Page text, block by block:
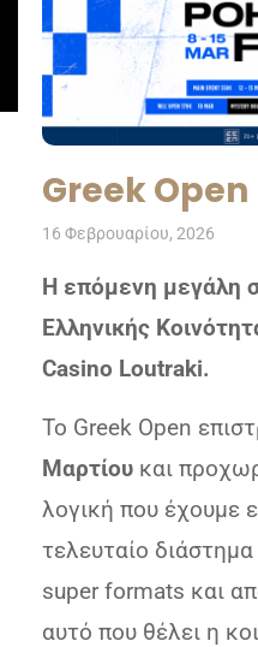
Greek Open
16 Φεβρουαρίου, 2026
Η επόμενη μεγάλη
Ελληνικής
Casino Loutraki.
Το Greek Open
Μαρτίου και
λογική που έχουμε
τελευταίο
super formats και
αυτό που θέλει η